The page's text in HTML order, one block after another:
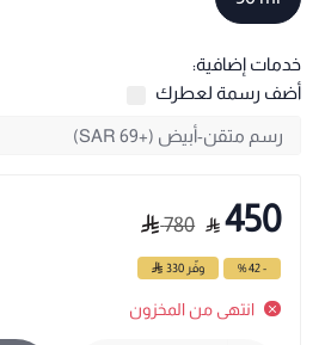
خدمات إضافية:
أضف رسمة لعطرك
450
780
- 42 % وفّر 330
انتهى من المخزون